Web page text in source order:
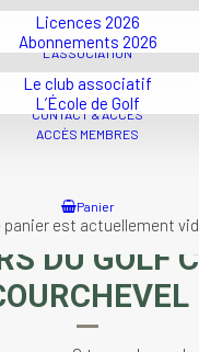
Licences 2026
Abonnements 2026
L’ASSOCIATION
Le club associatif
L’École de Golf
CONTACT & ACCÈS
ACCÈS MEMBRES
Panier
panier est actuellement
DU GOLF